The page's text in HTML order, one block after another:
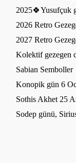
2025🍀Yusufçuk
2026 Retro
2027 Retro
Kolektif gezegen
Sabian Semboller
Konopik gün 6
Sothis Akhet 25
Sodep günü,